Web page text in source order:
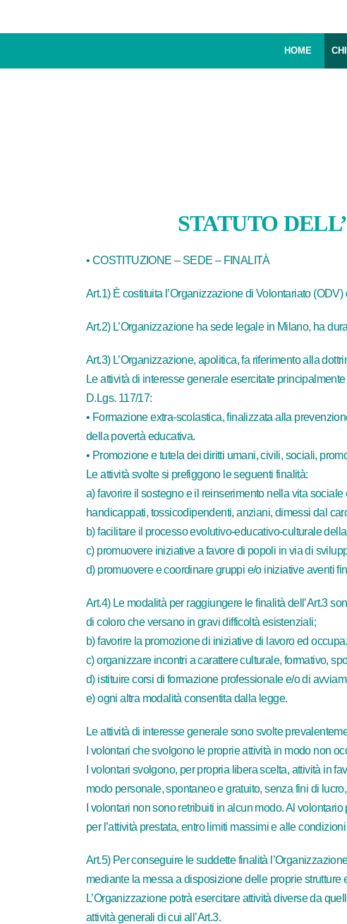
HOME
STATUTO
• COSTITUZIONE – SEDE – FINALITÀ
Art.1) È costituita l’Organizzazione di Volontariato
Art.2) L’Organizzazione ha sede legale in Milano, ha
Art.3) L’Organizzazione, apolitica, fa riferimento alla
Le attività di interesse generale esercitate
D.Lgs. 117/17:
• Formazione extra-scolastica, finalizzata alla
della povertà educativa.
• Promozione e tutela dei diritti umani, civili, sociali,
Le attività svolte si prefiggono le seguenti finalità:
a) favorire il sostegno e il reinserimento nella vita
handicappati, tossicodipendenti, anziani, dimessi dal
b) facilitare il processo evolutivo-educativo-culturale
c) promuovere iniziative a favore di popoli in via di
d) promuovere e coordinare gruppi e/o iniziative aventi
Art.4) Le modalità per raggiungere le finalità dell’Art.3
di coloro che versano in gravi difficoltà esistenziali;
b) favorire la promozione di iniziative di lavoro ed
c) organizzare incontri a carattere culturale, formativo,
d) istituire corsi di formazione professionale e/o di
e) ogni altra modalità consentita dalla legge.
Le attività di interesse generale sono svolte
I volontari che svolgono le proprie attività in modo non
I volontari svolgono, per propria libera scelta, attività in
modo personale, spontaneo e gratuito, senza fini di
I volontari non sono retribuiti in alcun modo. Al
per l’attività prestata, entro limiti massimi e alle
Art.5) Per conseguire le suddette finalità
mediante la messa a disposizione delle proprie strutture
L’Organizzazione potrà esercitare attività diverse da
attività generali di cui all’Art.3.